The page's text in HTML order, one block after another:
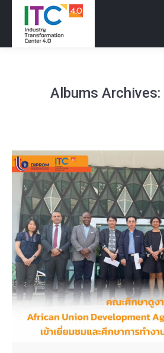
Albums Archives: